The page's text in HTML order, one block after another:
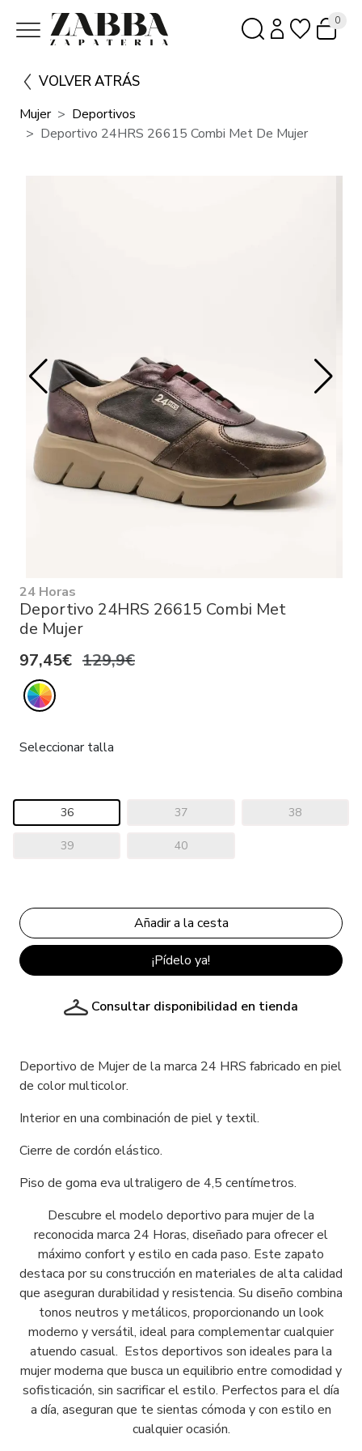
0
VOLVER ATRÁS
Mujer
Deportivos
Deportivo 24HRS 26615 Combi Met De Mujer
24 Horas
Deportivo 24HRS 26615 Combi Met
de Mujer
97,45€ 129,9€
Seleccionar talla
36 37 38
39 40
¡Pídelo ya!
Consultar disponibilidad en tienda
Deportivo de Mujer de la marca 24 HRS fabricado en piel
de color multicolor.
Interior en una combinación de piel y textil.
Cierre de cordón elástico.
Piso de goma eva ultraligero de 4,5 centímetros.
Descubre el modelo deportivo para mujer de la
reconocida marca 24 Horas, diseñado para ofrecer el
máximo confort y estilo en cada paso. Este zapato
destaca por su construcción en materiales de alta calidad
que aseguran durabilidad y resistencia. Su diseño combina
tonos neutros y metálicos, proporcionando un look
moderno y versátil, ideal para complementar cualquier
atuendo casual. Estos deportivos son ideales para la
mujer moderna que busca un equilibrio entre comodidad y
sofisticación, sin sacrificar el estilo. Perfectos para el día
a día, aseguran que te sientas cómoda y con estilo en
cualquier ocasión.